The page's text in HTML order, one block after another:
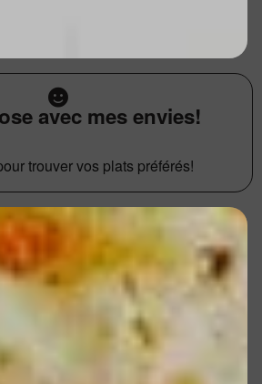
avec mes envies!
trouver vos plats préférés!